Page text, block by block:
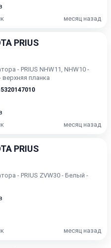
месяц назад
PRIUS
- PRIUS NHW11, NHW10 -
верхняя планка
5320147010
месяц назад
PRIUS
- PRIUS ZVW30 - Белый -
месяц назад